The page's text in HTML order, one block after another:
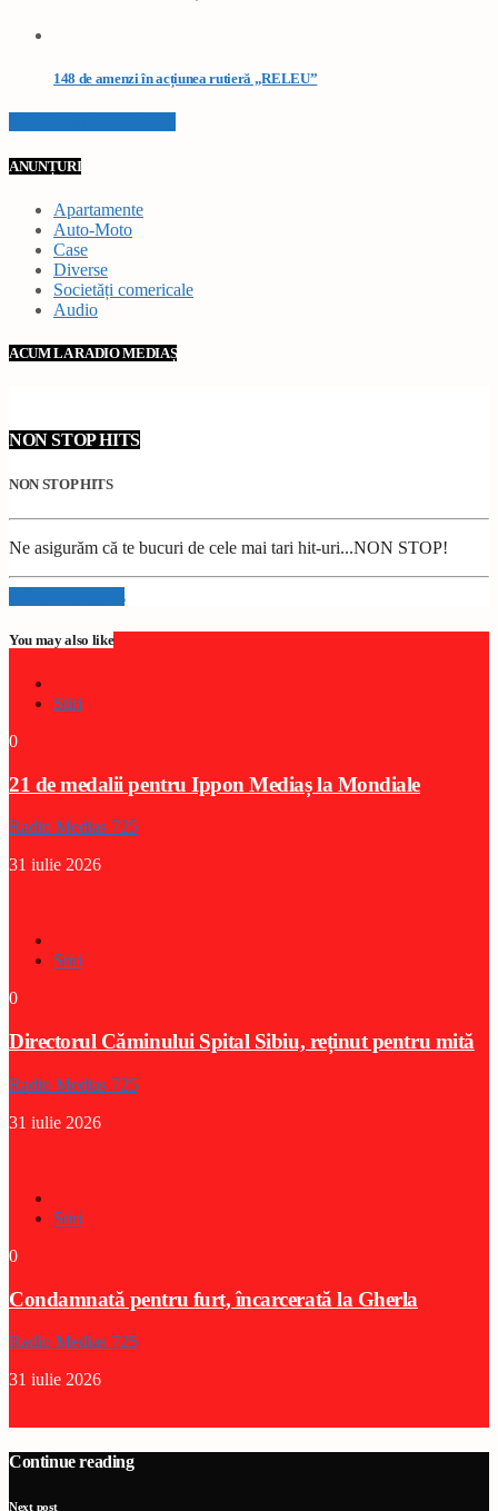
148 de amenzi în acțiunea rutieră „RELEU”
ANUNȚURI
Apartamente
Auto-Moto
Case
Diverse
Societăți comericale
Audio
ACUM LA RADIO MEDIAȘ
NON STOP HITS
NON STOP HITS
Ne asigurăm că te bucuri de cele mai tari hit-uri...NON STOP!
Info and episodes
You may also like
Stiri
0
21 de medalii pentru Ippon Mediaș la Mondiale
Radio Medias 725
31 iulie 2026
Stiri
0
Directorul Căminului Spital Sibiu, reținut pentru mită
Radio Medias 725
31 iulie 2026
Stiri
0
Condamnată pentru furt, încarcerată la Gherla
Radio Medias 725
31 iulie 2026
Continue reading
Next post